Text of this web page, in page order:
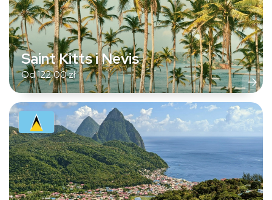
Saint Kitts i Nevis
Od122,00zł